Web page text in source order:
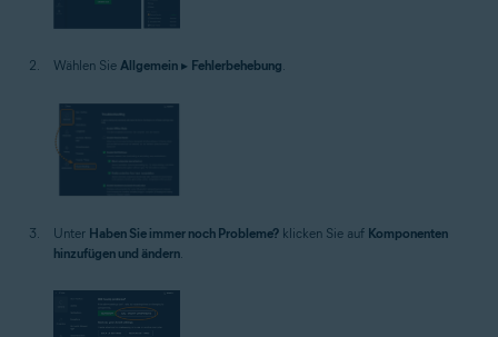
Wählen Sie Allgemein ▸ Fehlerbehebung.
Unter Haben Sie immer noch Probleme? klicken Sie auf Komponenten
hinzufügen und ändern